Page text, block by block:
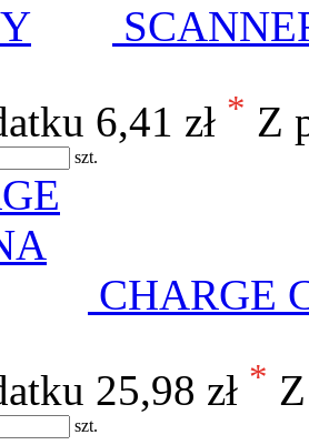
6,41 zł * Z
szt.
CHARGE
25,98 zł *
szt.